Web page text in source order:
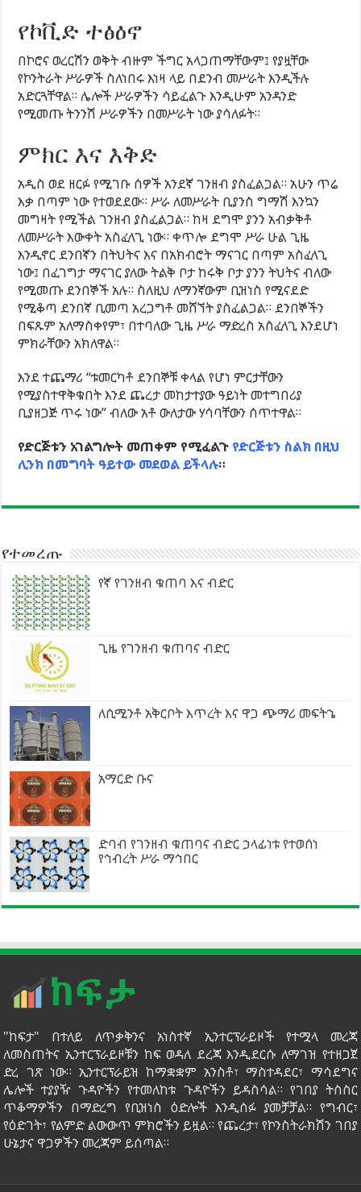
የኮቪድ ተፅዕኖ
በኮሮና ወረርሽን ወቅት ብዙም ችግር አላጋጠማቸውም፤ የያዟቸው
የኮንትራት ሥራዎች ስለነበሩ እነዛ ላይ በደንብ መሥራት እንዲችሉ
አድርጓቸዋል። ሌሎች ሥራዎችን ሳይፈልጉ እንዲሁም አንዳንድ
የሚመጡ ትንንሽ ሥራዎችን በመሥራት ነው ያሳለፉት።
ምክር እና እቅድ
አዲስ ወደ ዘርፉ የሚገቡ ሰዎች አንደኛ ገንዘብ ያስፈልጋል። አሁን ጥሬ
እቃ በጣም ነው የተወደደው። ሥራ ለመሥራት ቢያንስ ግማሽ እንኳን
መግዛት የሚችል ገንዘብ ያስፈልጋል። ከዛ ደግሞ ያንን አብቃቅቶ
ለመሥራት እውቀት አስፈላጊ ነው። ቀጥሎ ደግሞ ሥራ ሁል ጊዜ
እንዲኖር ደንበኛን በትህትና እና በአክብሮት ማናገር በጣም አስፈላጊ
ነው፤ በፈገግታ ማናገር ያለው ትልቅ ቦታ ከሩቅ ቦታ ያንን ትህትና ብለው
የሚመጡ ደንበኞች አሉ። ስለዚህ ለማንኛውም ቢዝነስ የሚናደድ
የሚቆጣ ደንበኛ ቢመጣ አረጋግቶ መሸኘት ያስፈልጋል። ደንበኞችን
በፍጹም አለማስቀየም፣ በተባለው ጊዜ ሥራ ማድረስ አስፈላጊ እንደሆነ
ምክራቸውን አክለዋል።
እንደ ተጨማሪ “ቱመርካቶ ደንበኞቹ ቀላል የሆነ ምርታቸውን
የሚያስተዋቅቁበት እንደ ጨረታ መከታተያው ዓይነት መተግበሪያ
ቢያዘጋጅ ጥሩ ነው” ብለው አቶ ውለታው ሃሳባቸውን ሰጥተዋል።
የድርጅቱን አገልግሎት መጠቀም የሚፈልጉ የድርጅቱን ስልክ በዚህ
ሊንክ በመግባት ዓይተው መደወል ይችላሉ።
የተመረጡ
የኛ የገንዘብ ቁጠባ እና ብድር
ጊዜ የገንዘብ ቁጠባና ብድር
ለሲሚንቶ አቅርቦት እጥረት እና ዋጋ ጭማሪ መፍትኄ
አማርድ ቡና
ድባብ የገንዘብ ቁጠባና ብድር ኃላፊነቱ የተወሰነ
የኅብረት ሥራ ማኅበር
"ከፍታ" በተለይ ለጥቃቅንና አነስተኛ ኢንተርፕራይዞች የተሟላ መረጃ
ለመስጠትና ኢንተርፕራይዞቹን ከፍ ወዳለ ደረጃ እንዲደርሱ ለማገዝ የተዘጋጀ
ድረ ገጽ ነው። ኢንተርፕራይዝ ከማቋቋም አንስቶ፣ ማስተዳደር፣ ማሳደግና
ሌሎች ተያያዥ ጉዳዮችን የተመለከቱ ጉዳዮችን ይዳስሳል። የገበያ ትስስር
ጥቆማዎችን በማድረግ የቢዝነስ ዕድሎች እንዲሰፉ ያመቻቻል። የግብር፣
የዕድገት፣ የልምድ ልውውጥ ምክሮችን ይዟል። የጨረታ፣ የኮንስትራክሽን ገበያ
ሁኔታና ዋጋዎችን መረጃም ይሰጣል።